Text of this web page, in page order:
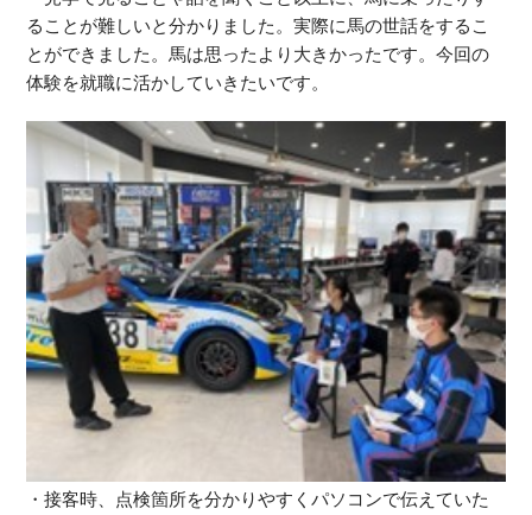
ることが難しいと分かりました。実際に馬の世話をするこ
とができました。馬は思ったより大きかったです。今回の
体験を就職に活かしていきたいです。
・接客時、点検箇所を分かりやすくパソコンで伝えていた